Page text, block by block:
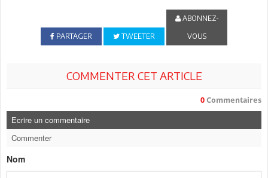
PARTAGER TWEETER
ABONNEZ-
VOUS
COMMENTER CET ARTICLE
0 Commentaires
Ecrire un commentaire
Commenter
Nom